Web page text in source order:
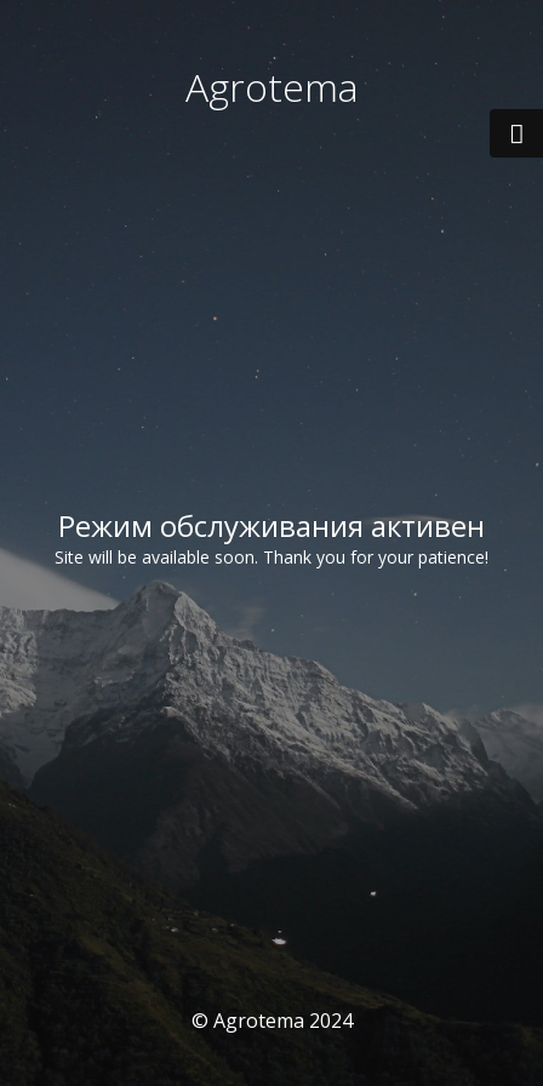
Agrotema
Режим обслуживания активен
Site will be available soon. Thank you for your patience!
© Agrotema 2024